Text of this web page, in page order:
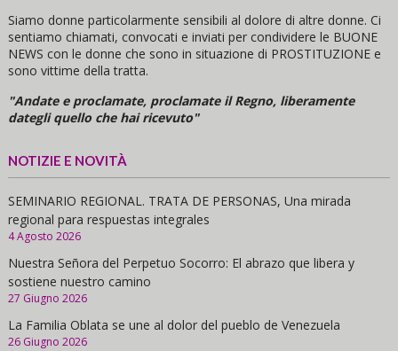
Siamo donne particolarmente sensibili al dolore di altre donne. Ci
sentiamo chiamati, convocati e inviati per condividere le BUONE
NEWS con le donne che sono in situazione di PROSTITUZIONE e
sono vittime della tratta.
"Andate e proclamate, proclamate il Regno, liberamente
dategli quello che hai ricevuto"
NOTIZIE E NOVITÀ
SEMINARIO REGIONAL. TRATA DE PERSONAS, Una mirada
regional para respuestas integrales
4 Agosto 2026
Nuestra Señora del Perpetuo Socorro: El abrazo que libera y
sostiene nuestro camino
27 Giugno 2026
La Familia Oblata se une al dolor del pueblo de Venezuela
26 Giugno 2026